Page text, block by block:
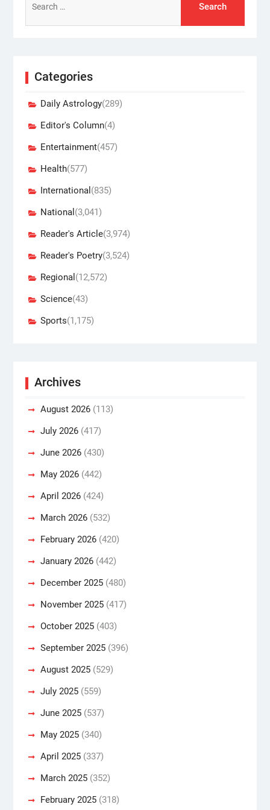
for:
Categories
Daily Astrology(289)
Editor's Column(4)
Entertainment(457)
Health(577)
International (835)
National (3,041)
Reader's Article(3,974)
Reader's Poetry(3,524)
Regional (12,572)
Science(43)
Sports(1,175)
Archives
August 2026(113)
July 2026(417)
June 2026(430)
May 2026(442)
April 2026(424)
March 2026(532)
February 2026(420)
January 2026(442)
December 2025(480)
November 2025(417)
October 2025(403)
September 2025(396)
August 2025(529)
July 2025(559)
June 2025(537)
May 2025(340)
April 2025(337)
March 2025(352)
February 2025(318)